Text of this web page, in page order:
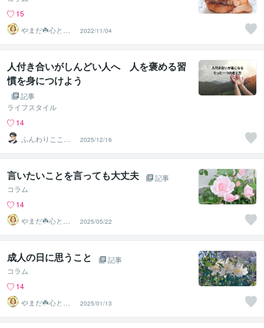
15
やまだ☘️心と頭
がスッキリ整う
サロン
2022/11/04
人付き合いがしんどい人へ 人を褒める習
慣を身につけよう
記事
ライフスタイル
14
ふんわりこころ
サポート☘️みち
まさ
2025/12/16
言いたいことを言っても大丈夫
記事
コラム
14
やまだ☘️心と頭
がスッキリ整う
サロン
2025/05/22
成人の日に思うこと
記事
コラム
14
やまだ☘️心と頭
がスッキリ整う
サロン
2025/01/13